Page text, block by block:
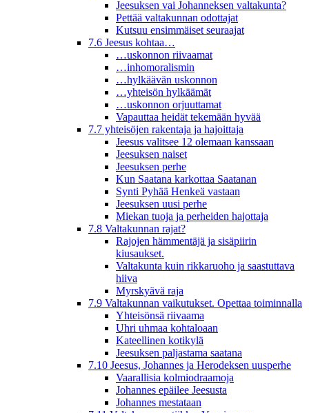
Jeesuksen vai Johanneksen valtakunta?
Pettää valtakunnan odottajat
Kutsuu ensimmäiset seuraajat
7.6 Jeesus kohtaa…
…uskonnon riivaamat
…inhomoralismin
…hylkäävän uskonnon
…yhteisön hylkäämät
…uskonnon orjuuttamat
Vapauttaa heidät tekemään hyvää
7.7 yhteisöjen rakentaja ja hajoittaja
Jeesus valitsee 12 olemaan kanssaan
Jeesuksen naiset
Jeesuksen perhe
Kun Saatana karkottaa Saatanan
Synti Pyhää Henkeä vastaan
Jeesuksen uusi perhe
Miekan tuoja ja perheiden hajottaja
7.8 Valtakunnan rajat?
Rajojen hämmentäjä ja sisäpiirin
kiusaukset.
Valtakunta kuin rikkaruoho ja saastuttava
hiiva
Myrskyävä raja
7.9 Valtakunnan vaikutukset. Opettaa toiminnalla
Yhteisönsä riivaama
Uhri uhmaa kohtaloaan
Kateellinen kotikylä
Jeesuksen paljastama saatana
7.10 Jeesus, Johannes ja Herodeksen uusperhe
Vaarallisia kolmiodraamoja
Johannes epäilee Jeesusta
Johannes mestataan